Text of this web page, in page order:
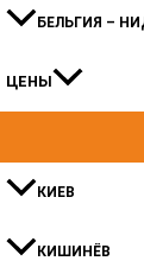
БЕЛЬГИЯ –
ЦЕНЫ
КИЕВ
КИШИНЁВ